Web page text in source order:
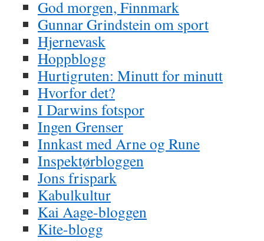
God morgen, Finnmark
Gunnar Grindstein om sport
Hjernevask
Hoppblogg
Hurtigruten: Minutt for minutt
Hvorfor det?
I Darwins fotspor
Ingen Grenser
Innkast med Arne og Rune
Inspektørbloggen
Jons frispark
Kabulkultur
Kai Aage-bloggen
Kite-blogg